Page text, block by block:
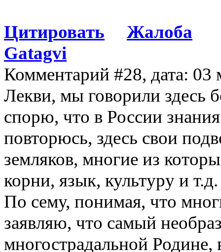
Цитировать
Жалоба
Gatagvi
Комментарий #28, дата: 03
Лекви, мы говорили здесь
спорю, что в России
повторюсь, здесь свои
земляков, многие из
корни, язык, культуру и т.д.
По сему, понимая, что
заявляю, что самый
многострадальной